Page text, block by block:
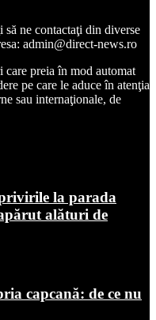
să ne contactaţi din diverse
admin@direct-news.ro
care preia în mod automat
pe care le aduce în atenţia
sau internaţionale, de
la parada
alături de
capcană: de ce nu